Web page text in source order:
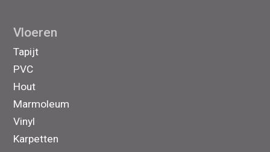
Vloeren
Tapijt
PVC
Hout
Marmoleum
Vinyl
Karpetten